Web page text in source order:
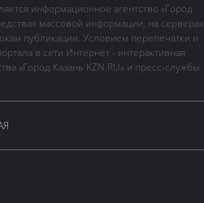
информационное агентство «Город
массовой информации, на серверах
публикации. Условием перепечатки и
в сети Интернет - интерактивная
«Город Казань KZN.RU» и пресс-службы